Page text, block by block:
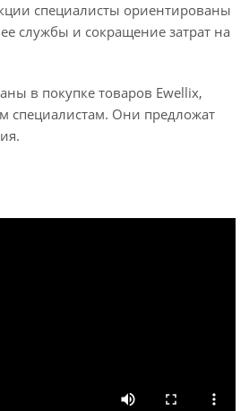
специалисты ориентированы
службы и сокращение затрат на
в покупке товаров Ewellix,
специалистам. Они предложат